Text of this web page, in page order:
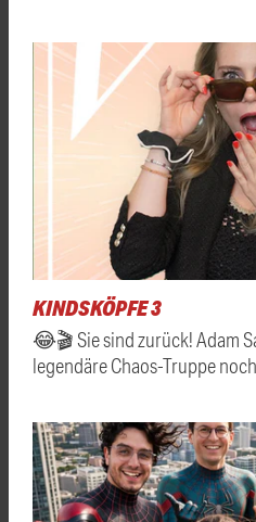
KINDSKÖPFE 3
😂🎬 Sie sind zurück! Adam
legendäre Chaos-Truppe